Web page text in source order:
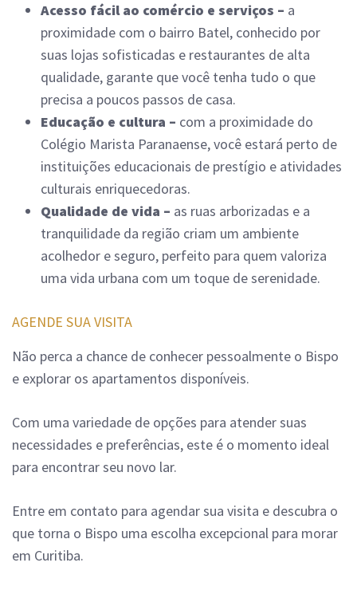
Acesso fácil ao comércio e serviços – a
proximidade com o bairro Batel, conhecido por
suas lojas sofisticadas e restaurantes de alta
qualidade, garante que você tenha tudo o que
precisa a poucos passos de casa.
Educação e cultura – com a proximidade do
Colégio Marista Paranaense, você estará perto de
instituições educacionais de prestígio e atividades
culturais enriquecedoras.
Qualidade de vida – as ruas arborizadas e a
tranquilidade da região criam um ambiente
acolhedor e seguro, perfeito para quem valoriza
uma vida urbana com um toque de serenidade.
AGENDE SUA VISITA
Não perca a chance de conhecer pessoalmente o Bispo
e explorar os apartamentos disponíveis.
Com uma variedade de opções para atender suas
necessidades e preferências, este é o momento ideal
para encontrar seu novo lar.
Entre em contato para agendar sua visita e descubra o
que torna o Bispo uma escolha excepcional para morar
em Curitiba.